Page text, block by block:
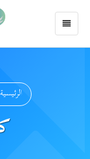
الرئيسية